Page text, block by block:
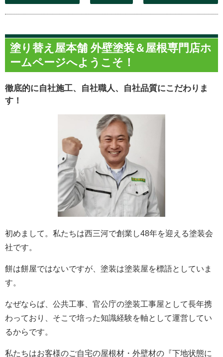
塗り替え屋本舗 外壁塗装＆屋根専門店ホ
ームページへようこそ！
徹底的に自社施工、自社職人、自社品質にこだわりま
す！
初めまして。私たちは西三河で創業し48年を迎える塗装会
社です。
餅は餅屋ではないですが、塗装は塗装屋を標語としていま
す。
なぜならば、公共工事、官公庁の塗装工事屋として長年携
わっており、そこで培った知識経験を軸として運営してい
るからです。
私たちはお客様のご自宅の屋根材・外壁材の『下地状態に